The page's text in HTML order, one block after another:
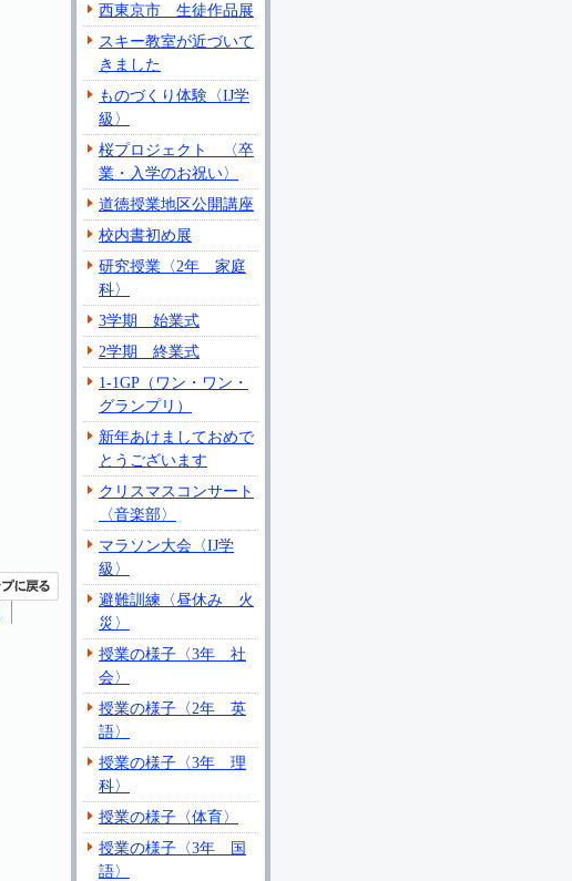
西東京市 生徒作品展
スキー教室が近づいて
きました
ものづくり体験〈IJ学
級〉
桜プロジェクト 〈卒
業・入学のお祝い〉
道徳授業地区公開講座
校内書初め展
研究授業〈2年 家庭
科〉
3学期 始業式
2学期 終業式
1-1GP（ワン・ワン・
グランプリ）
新年あけましておめで
とうございます
クリスマスコンサート
〈音楽部〉
マラソン大会〈IJ学
級〉
避難訓練〈昼休み 火
災〉
授業の様子〈3年 社
会〉
授業の様子〈2年 英
語〉
授業の様子〈3年 理
科〉
授業の様子〈体育〉
授業の様子〈3年 国
語〉